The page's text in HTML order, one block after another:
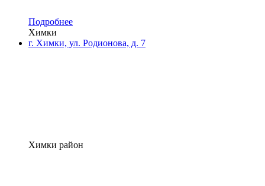
Подробнее
Химки
г. Химки, ул. Родионова, д. 7
Химки район